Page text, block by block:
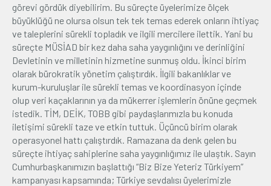
görevi gördük diyebilirim. Bu süreçte üyelerimize ölçek
büyüklüğü ne olursa olsun tek tek temas ederek onların ihtiyaç
ve taleplerini sürekli topladık ve ilgili mercilere ilettik. Yani bu
süreçte MÜSİAD bir kez daha saha yaygınlığını ve derinliğini
Devletinin ve milletinin hizmetine sunmuş oldu. İkinci birim
olarak bürokratik yönetim çalıştırdık. İlgili bakanlıklar ve
kurum-kuruluşlar ile sürekli temas ve koordinasyon içinde
olup veri kaçaklarının ya da mükerrer işlemlerin önüne geçmek
istedik. TİM, DEİK, TOBB gibi paydaşlarımızla bu konuda
iletişimi sürekli taze ve etkin tuttuk. Üçüncü birim olarak
operasyonel hattı çalıştırdık. Ramazana da denk gelen bu
süreçte ihtiyaç sahiplerine saha yaygınlığımız ile ulaştık. Sayın
Cumhurbaşkanımızın başlattığı “Biz Bize Yeteriz Türkiyem”
kampanyası kapsamında; Türkiye sevdalısı üyelerimizle